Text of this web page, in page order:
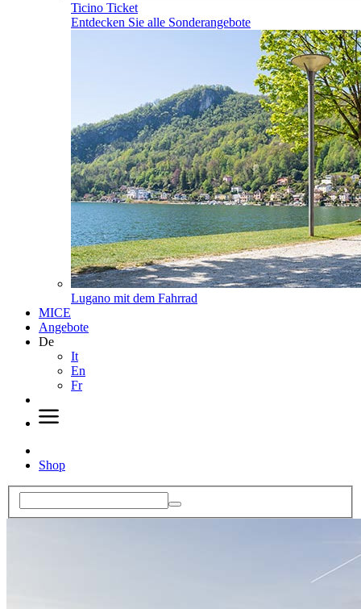
Ticino Ticket
Entdecken Sie alle Sonderangebote
Lugano mit dem Fahrrad
MICE
Angebote
De
It
En
Fr
Shop